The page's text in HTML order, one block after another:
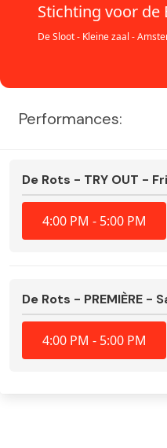
Stichting voor de
De Sloot - Kleine zaal -
Performances:
De Rots - TRY OUT -
4:00 PM - 5:00 PM
De Rots - PREMIÈRE
4:00 PM - 5:00 PM